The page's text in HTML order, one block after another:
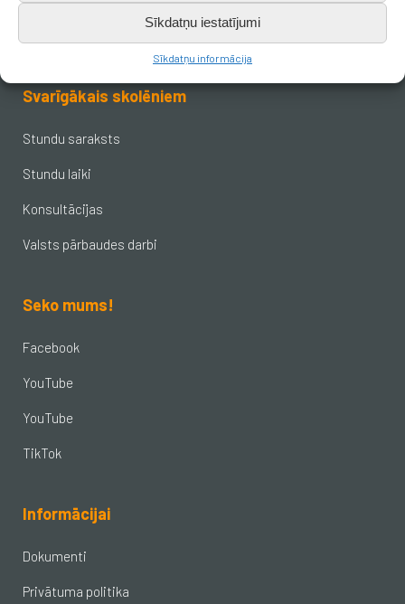
Sīkdatņu iestatījumi
Sīkdatņu informācija
Ezera iela 6, Brocēni, LV-3851
Svarīgākais skolēniem
Stundu saraksts
Stundu laiki
Konsultācijas
Valsts pārbaudes darbi
Seko mums!
Facebook
YouTube
YouTube
TikTok
Informācijai
Dokumenti
Privātuma politika